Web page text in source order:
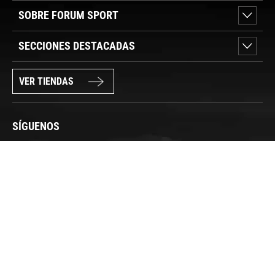
SOBRE FORUM SPORT
SECCIONES DESTACADAS
VER TIENDAS
SÍGUENOS